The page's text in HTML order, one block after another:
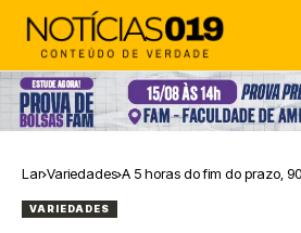
Lar Variedades A 5 horas do fim do prazo,
VARIEDADES